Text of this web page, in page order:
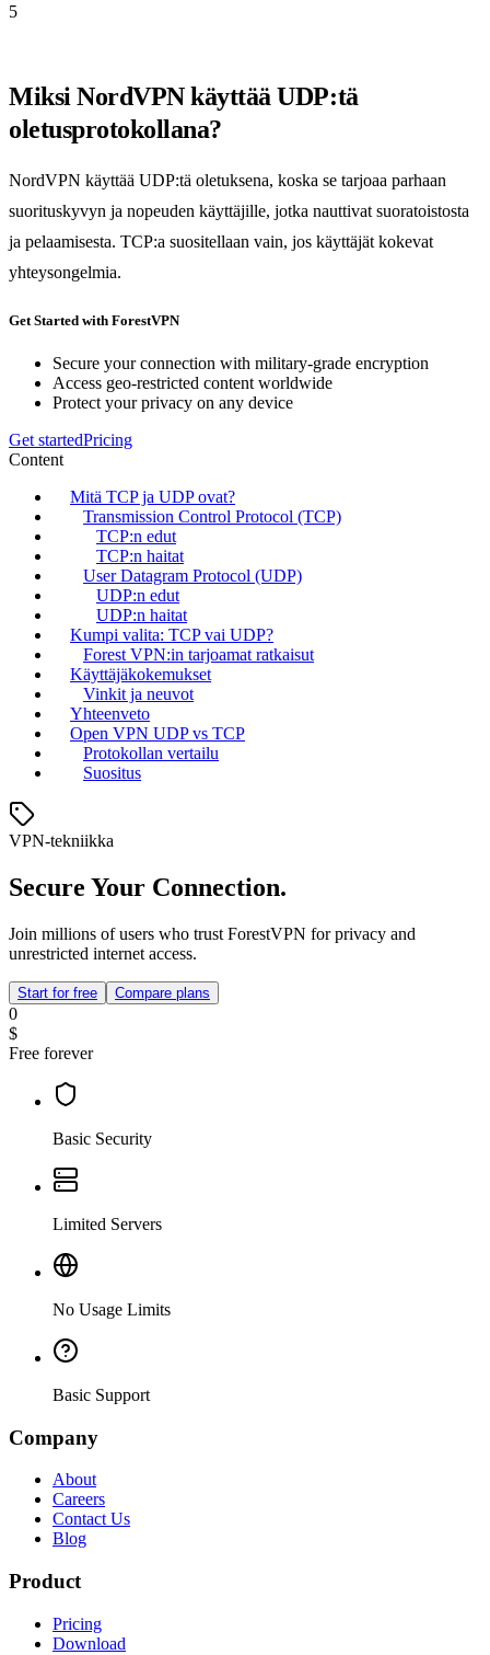
5
Miksi NordVPN käyttää UDP:tä
oletusprotokollana?
NordVPN käyttää UDP:tä oletuksena, koska se tarjoaa parhaan
suorituskyvyn ja nopeuden käyttäjille, jotka nauttivat suoratoistosta
ja pelaamisesta. TCP:a suositellaan vain, jos käyttäjät kokevat
yhteysongelmia.
Get Started with ForestVPN
Secure your connection with military-grade encryption
Access geo-restricted content worldwide
Protect your privacy on any device
Get startedPricing
Content
Mitä TCP ja UDP ovat?
Transmission Control Protocol (TCP)
TCP:n edut
TCP:n haitat
User Datagram Protocol (UDP)
UDP:n edut
UDP:n haitat
Kumpi valita: TCP vai UDP?
Forest VPN:in tarjoamat ratkaisut
Käyttäjäkokemukset
Vinkit ja neuvot
Yhteenveto
Open VPN UDP vs TCP
Protokollan vertailu
Suositus
VPN-tekniikka
Secure Your Connection.
Join millions of users who trust ForestVPN for privacy and
unrestricted internet access.
Start for free Compare plans
0
$
Free forever
Basic Security
Limited Servers
No Usage Limits
Basic Support
Company
About
Careers
Contact Us
Blog
Product
Pricing
Download